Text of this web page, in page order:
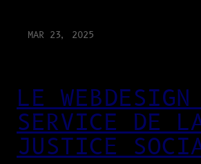
MAR 23, 2025
LE
SERVICE DE
JUSTICE